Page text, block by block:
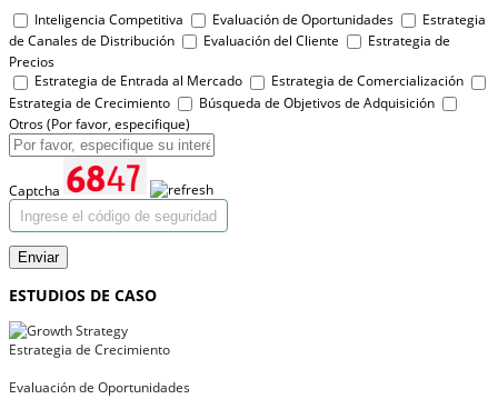
Inteligencia Competitiva
Evaluación de Oportunidades
Estrategia
de Canales de Distribución
Evaluación del Cliente
Estrategia de
Precios
Estrategia de Entrada al Mercado
Estrategia de Comercialización
Estrategia de Crecimiento
Búsqueda de Objetivos de Adquisición
Otros (Por favor, especifique)
Captcha
Enviar
ESTUDIOS DE CASO
Estrategia de Crecimiento
Evaluación de Oportunidades